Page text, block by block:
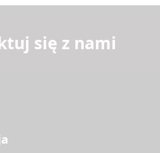
się z nami